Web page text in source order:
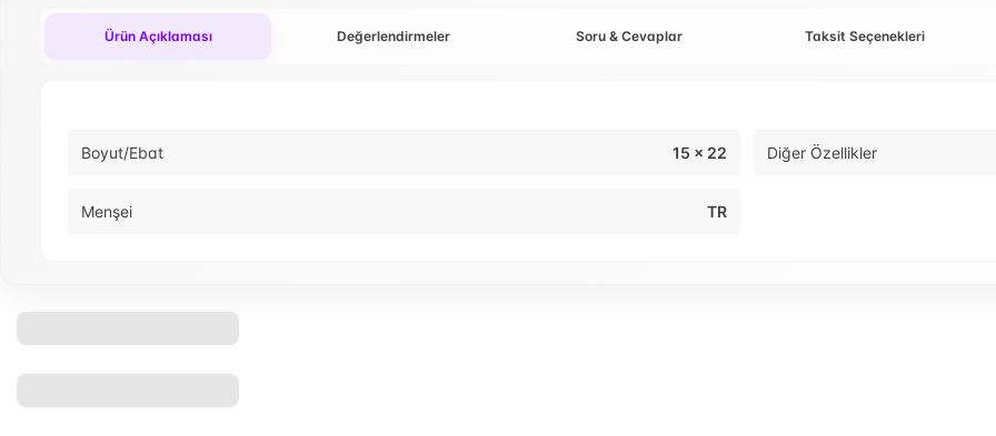
Ürün Açıklaması Değerlendirmeler Soru & Cevaplar Taksit Seçenekleri
Boyut/Ebat 15 x 22 Diğer Özellikler
Menşei TR